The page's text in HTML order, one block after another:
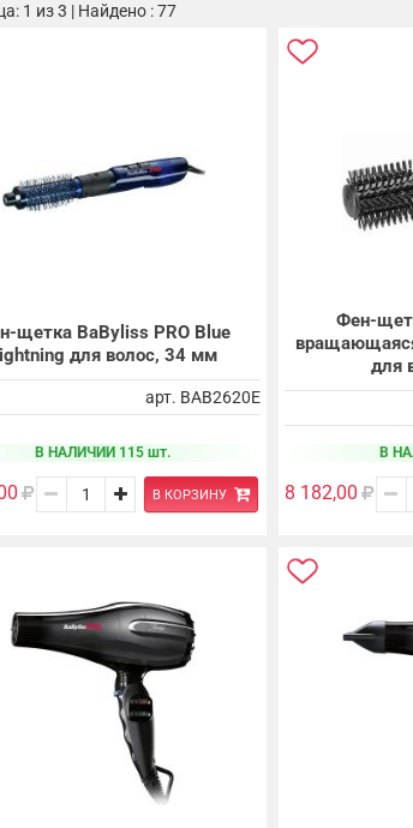
1 из 3 | Найдено : 77
щетка BaByliss PRO Blue
для волос, 34 мм
арт. BAB2620E
В НАЛИЧИИ 115 шт.
В КОРЗИНУ
Фен-
для
В
8 182,00